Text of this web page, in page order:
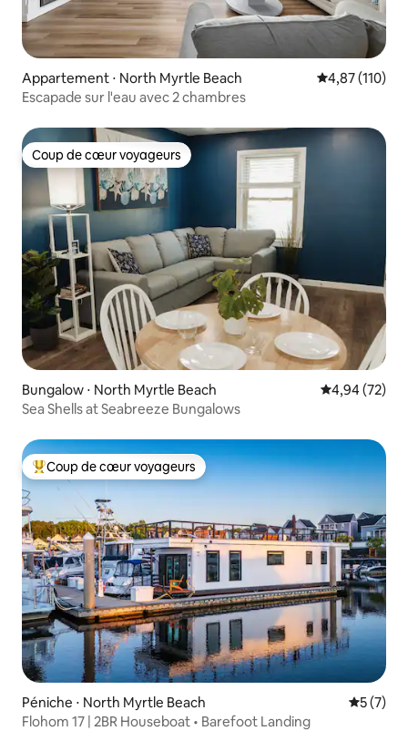
Appartement ⋅ North Myrtle Beach Évaluation
4,87 (110)
Escapade sur l'eau avec 2 chambres
Coup de cœur voyageurs
Coup de cœur voyageurs
Bungalow ⋅ North Myrtle Beach Évaluation
4,94 (72)
Sea Shells at Seabreeze Bungalows
Coups de cœur voyageurs les plus appréciés
Coup de cœur voyageurs
Péniche ⋅ North Myrtle Beach
5 (7)
Flohom 17 | 2BR Houseboat • Barefoot Landing